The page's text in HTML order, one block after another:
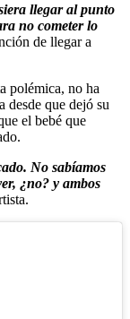
llegar al punto
no cometer lo
de llegar a
polémica, no ha
desde que dejó su
el bebé que
No sabíamos
¿no? y ambos